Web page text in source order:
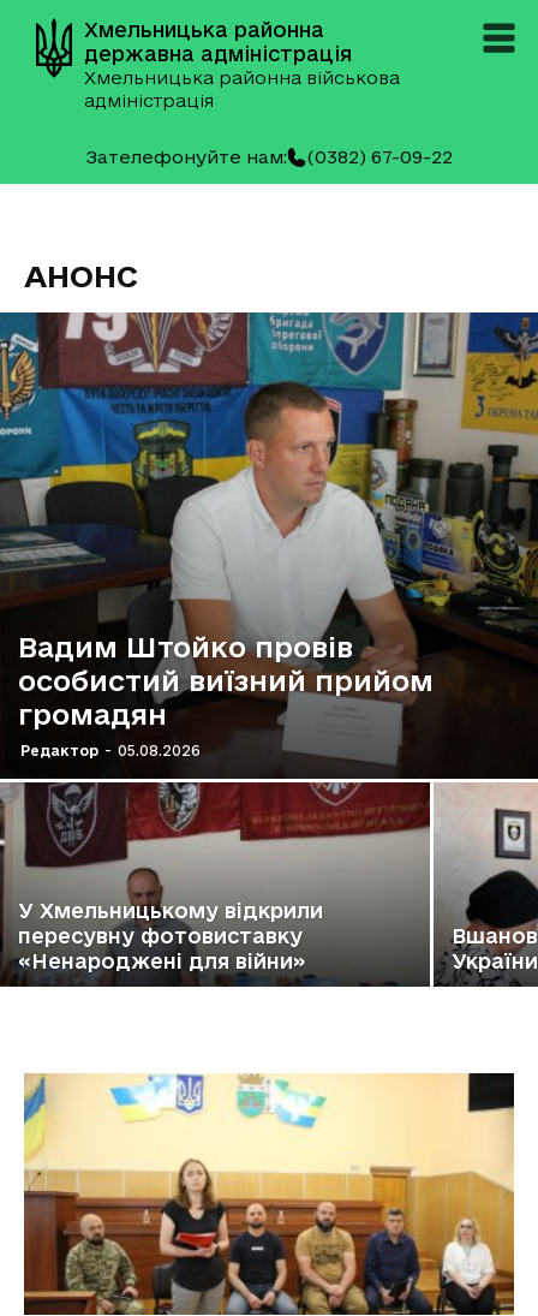
Хмельницька районна
державна адміністрація
Хмельницька районна військова
адміністрація
Зателефонуйте нам: (0382) 67-09-22
АНОНС
Вадим Штойко провів
особистий виїзний прийом
громадян
Редактор - 05.08.2026
У Хмельницькому відкрили
пересувну фотовиставку
«Ненароджені для війни»